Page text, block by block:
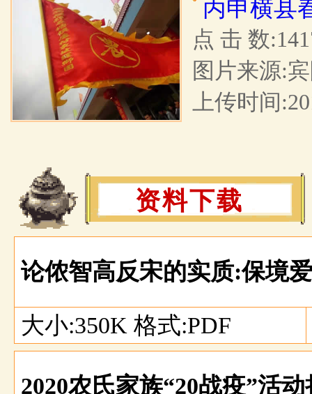
丙申横县
点 击 数
图片来源:
上传时间
资料下载
论侬智高反宋的实质:保境
大小:350K 格式:PDF
2020农氏家族“20战疫”活